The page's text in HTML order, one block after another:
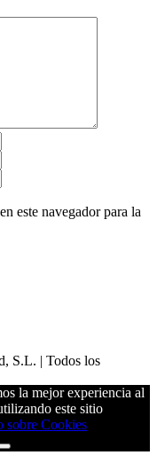
este navegador para la
S.L. | Todos los
la mejor experiencia al
este sitio
sobre Cookies